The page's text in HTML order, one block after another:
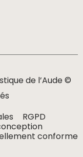
de l’Aude ©
RGPD
conforme